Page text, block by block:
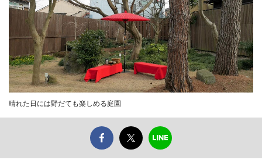
晴れた日には野だても楽しめる庭園